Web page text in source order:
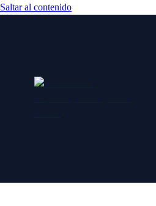
Saltar al contenido